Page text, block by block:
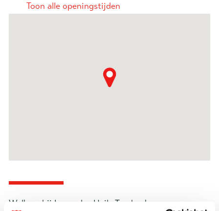
Toon alle openingstijden
Welkom bij Leger des Heils Treebeek